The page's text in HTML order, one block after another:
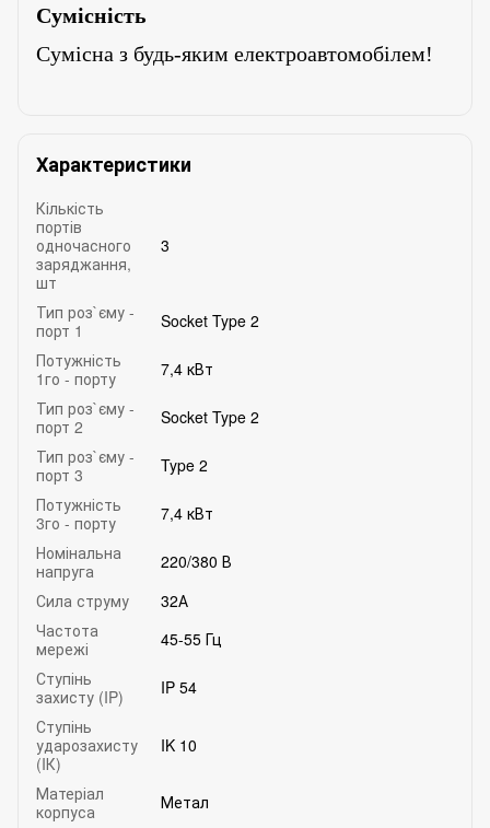
Сумісність
Сумісна з будь-яким електроавтомобілем!
Характеристики
Кількість
портів
одночасного
заряджання,
шт
3
Тип роз`єму -
порт 1
Socket Type 2
Потужність
1го - порту
7,4 кВт
Тип роз`єму -
порт 2
Socket Type 2
Тип роз`єму -
порт 3
Type 2
Потужність
3го - порту
7,4 кВт
Номінальна
напруга
220/380 В
Сила струму
32А
Частота
мережі
45-55 Гц
Ступінь
захисту (IP)
IP 54
Ступінь
ударозахисту
(IК)
IK 10
Матеріал
корпуса
Метал